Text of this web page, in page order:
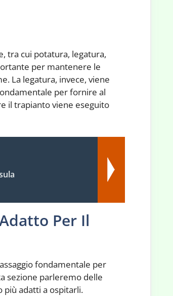
tra cui potatura, legatura,
per mantenere le
La legatura, invece, viene
per fornire al
il trapianto viene eseguito
Per Il
fondamentale per
sezione parleremo delle
più adatti a ospitarli.